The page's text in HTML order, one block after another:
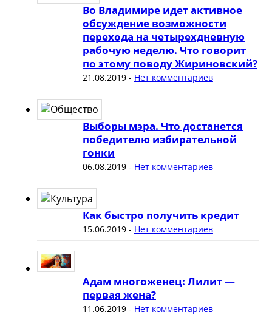
Во Владимире идет активное
обсуждение возможности
перехода на четырехдневную
рабочую неделю. Что говорит
по этому поводу Жириновский?
21.08.2019- Нет комментариев
Выборы мэра. Что достанется
победителю избирательной
гонки
06.08.2019- Нет комментариев
Как быстро получить кредит
15.06.2019- Нет комментариев
Адам многоженец: Лилит —
первая жена?
11.06.2019- Нет комментариев